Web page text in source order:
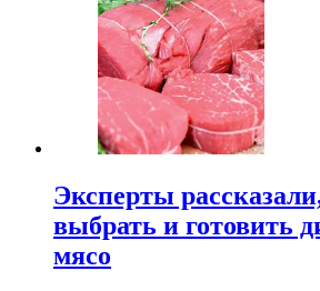
Эксперты
выбрать и готовить
мясо